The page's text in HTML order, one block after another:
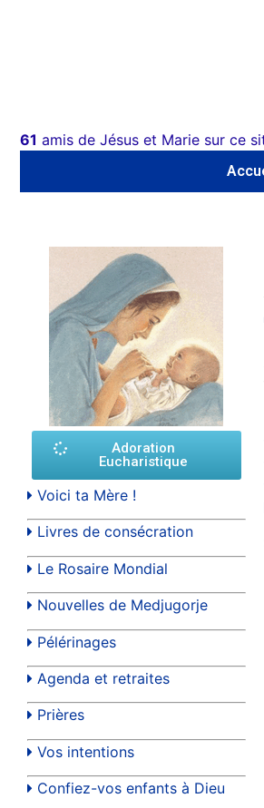
61 amis de Jésus et Marie sur ce
Adoration
Eucharistique
Voici ta Mère !
Livres de consécration
Le Rosaire Mondial
Nouvelles de Medjugorje
Pélérinages
Agenda et retraites
Prières
Vos intentions
Confiez-vos enfants à Dieu